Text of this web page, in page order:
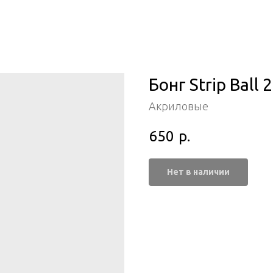
Бонг Strip Ball
Акриловые
650 р.
Нет в наличии